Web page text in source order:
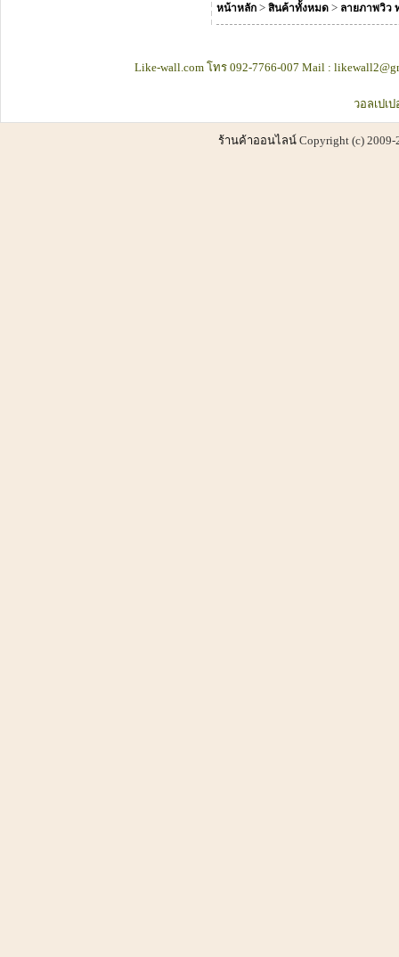
หน้าหลัก > สินค้าทั้งหมด > ลายภาพวิว
Like-wall.com โทร 092-7766-007 Mail :
วอลเปเ
ร้านค้าออนไลน์Copyright (c)